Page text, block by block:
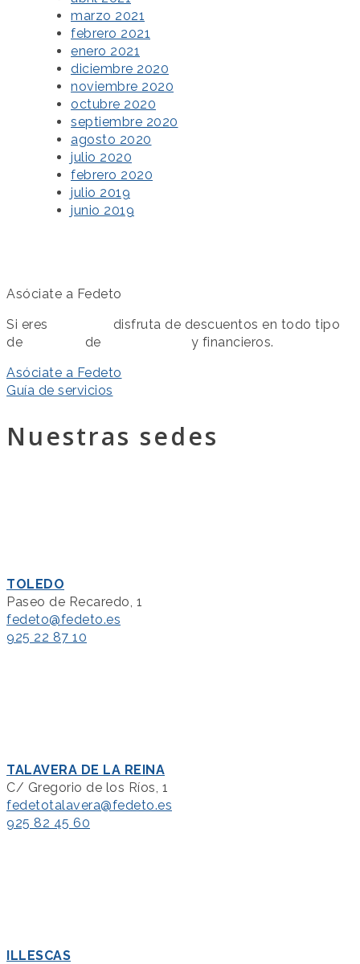
marzo 2021
febrero 2021
enero 2021
diciembre 2020
noviembre 2020
octubre 2020
septiembre 2020
agosto 2020
julio 2020
febrero 2020
julio 2019
junio 2019
Asóciate a Fedeto
Si eres
disfruta de descuentos en todo tipo
de
de
y financieros.
Asóciate a Fedeto
Guía de servicios
Nuestras sedes
TOLEDO
Paseo de Recaredo, 1
fedeto@fedeto.es
925 22 87 10
TALAVERA DE LA REINA
C/ Gregorio de los Ríos, 1
fedetotalavera@fedeto.es
925 82 45 60
ILLESCAS